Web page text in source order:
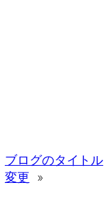
ブログのタイトル
変更 »